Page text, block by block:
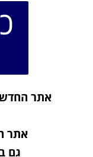
אתר
אתר
גם